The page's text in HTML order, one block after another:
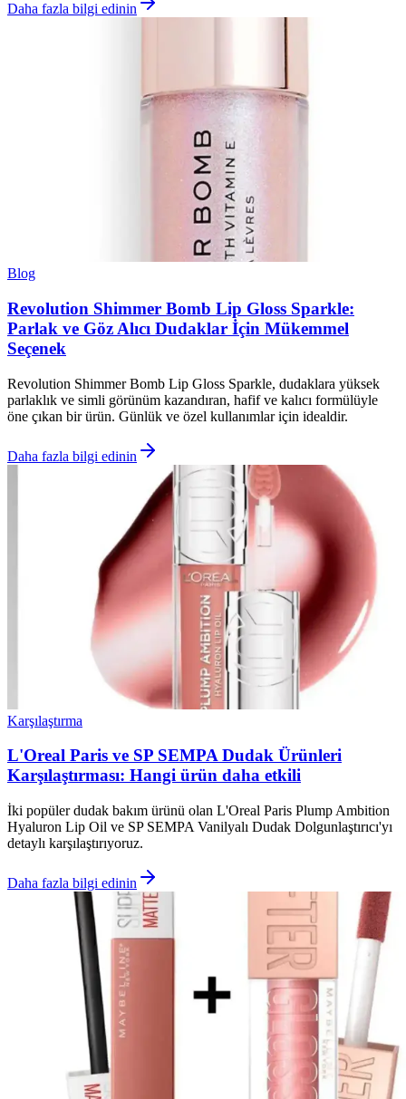
Daha fazla bilgi edinin
Blog
Revolution Shimmer Bomb Lip Gloss Sparkle:
Parlak ve Göz Alıcı Dudaklar İçin Mükemmel
Seçenek
Revolution Shimmer Bomb Lip Gloss Sparkle, dudaklara yüksek
parlaklık ve simli görünüm kazandıran, hafif ve kalıcı formülüyle
öne çıkan bir ürün. Günlük ve özel kullanımlar için idealdir.
Daha fazla bilgi edinin
Karşılaştırma
L'Oreal Paris ve SP SEMPA Dudak Ürünleri
Karşılaştırması: Hangi ürün daha etkili
İki popüler dudak bakım ürünü olan L'Oreal Paris Plump Ambition
Hyaluron Lip Oil ve SP SEMPA Vanilyalı Dudak Dolgunlaştırıcı'yı
detaylı karşılaştırıyoruz.
Daha fazla bilgi edinin